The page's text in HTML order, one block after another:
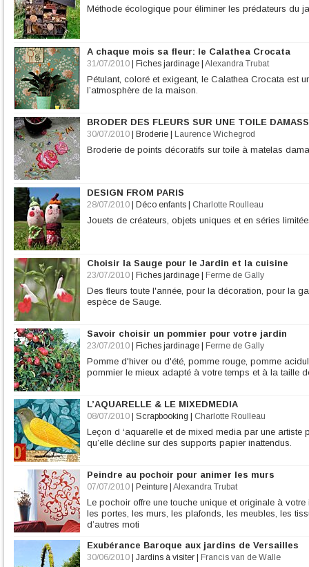
Méthode écologique pour éliminer les prédateurs du
A chaque mois sa fleur: le Calathea Crocata
31/07/2010 Fiches jardinage Alexandra Trubat
Pétulant, coloré et exigeant, le Calathea Crocata est
l’atmosphère de la maison.
BRODER DES FLEURS SUR UNE TOILE
30/07/2010 Broderie Laurence Wichegrod
Broderie de points décoratifs sur toile à matelas
DESIGN FROM PARIS
28/07/2010 Déco enfants Charlotte Roulleau
Jouets de créateurs, objets uniques et en séries
Choisir la Sauge pour le Jardin et la cuisine
23/07/2010 Fiches jardinage Ferme de Gally
Des fleurs toute l'année, pour la décoration, pour la
espèce de Sauge.
Savoir choisir un pommier pour votre jardin
23/07/2010 Fiches jardinage Ferme de Gally
Pomme d'hiver ou d'été, pomme rouge, pomme
pommier le mieux adapté à votre temps et à la taille
L’AQUARELLE & LE MIXEDMEDIA
08/07/2010 Scrapbooking Charlotte Roulleau
Leçon d ‘aquarelle et de mixed media par une artiste
qu’elle décline sur des supports papier inattendus.
Peindre au pochoir pour animer les murs
07/07/2010 Peinture Alexandra Trubat
Le pochoir offre une touche unique et originale à
les portes, les murs, les plafonds, les meubles, les
d’autres moti
Exubérance Baroque aux jardins de Versailles
30/06/2010 Jardins à visiter Francis van de Walle